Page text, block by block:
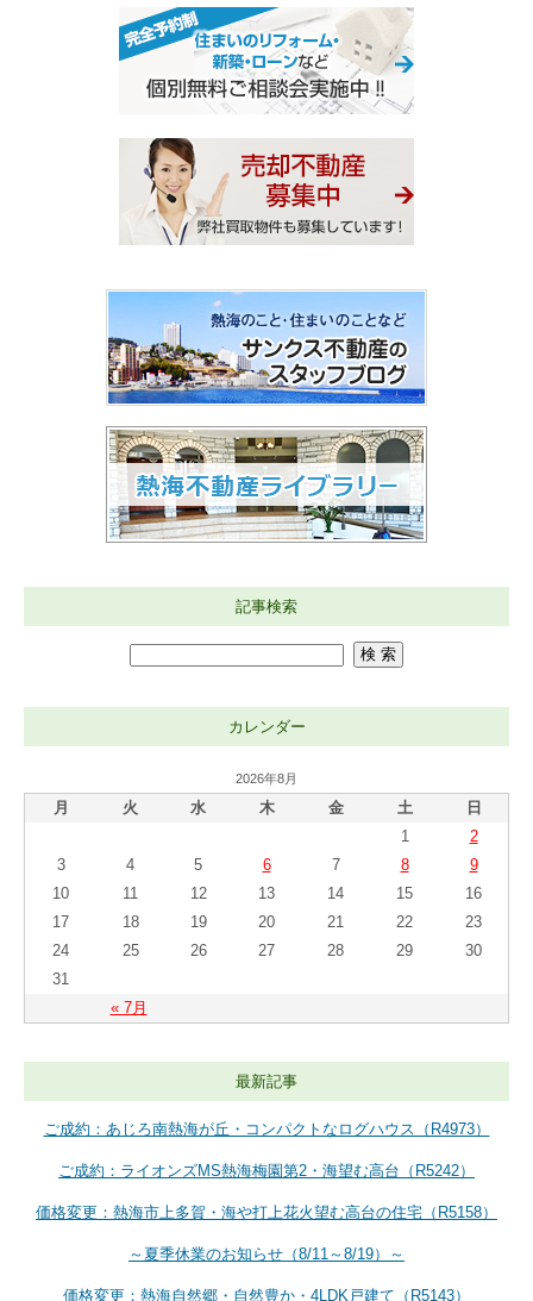
記事検索
カレンダー
2026年8月
月 火 水 木 金 土 日
« 7月
1
2
3
4 5 6 7 8
9
10
11 12 13 14 15
16
17
18 19 20 21 22
23
24
25 26 27 28 29
30
31
最新記事
ご成約：あじろ南熱海が丘・コンパクトなログハウス（R4973）
ご成約：ライオンズMS熱海梅園第2・海望む高台（R5242）
価格変更：熱海市上多賀・海や打上花火望む高台の住宅（R5158）
～夏季休業のお知らせ（8/11～8/19）～
価格変更：熱海自然郷・自然豊か・4LDK戸建て（R5143）